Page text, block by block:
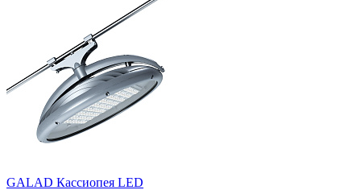
GALAD Кассиопея LED